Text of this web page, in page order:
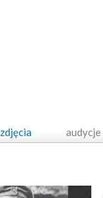
zdjęcia audycje